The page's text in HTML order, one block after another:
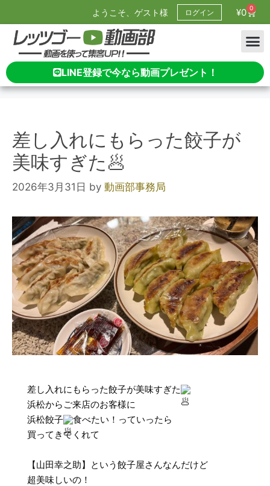
ようこそ、ゲスト様 ログイン ¥0 0
LINE登録で今なら動画プレゼント！
差し入れにもらった餃子が
美味すぎた🥟
2026年3月31日 by 動画部事務局
差し入れにもらった餃子が美味すぎた
浜松からご来店のお客様に
浜松餃子
食べたい！っていったら
買ってきてくれて
【山田幸之助】という餃子屋さんなんだけど
超美味しいの！